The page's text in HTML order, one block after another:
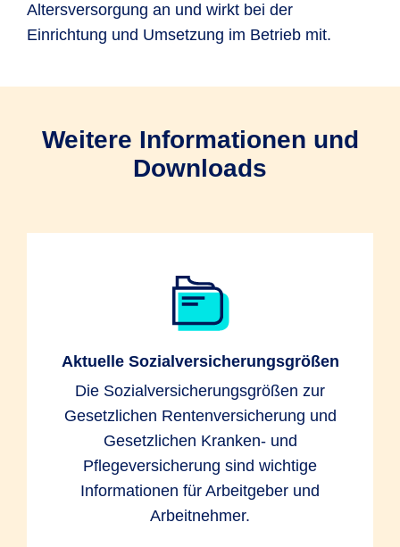
Altersversorgung an und wirkt bei der
Einrichtung und Umsetzung im Betrieb mit.
Weitere Informationen und
Downloads
Aktuelle Sozialversicherungsgrößen
Die Sozialversicherungsgrößen zur
Gesetzlichen Rentenversicherung und
Gesetzlichen Kranken- und
Pflegeversicherung sind wichtige
Informationen für Arbeitgeber und
Arbeitnehmer.